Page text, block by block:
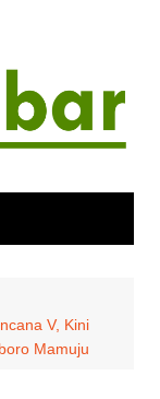
V, Kini
Mamuju